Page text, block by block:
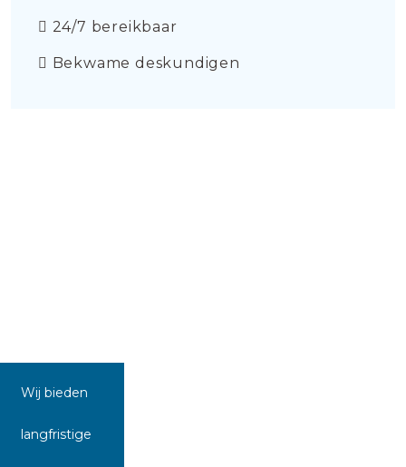
24/7 bereikbaar
Bekwame deskundigen
Wij bieden
langfristige